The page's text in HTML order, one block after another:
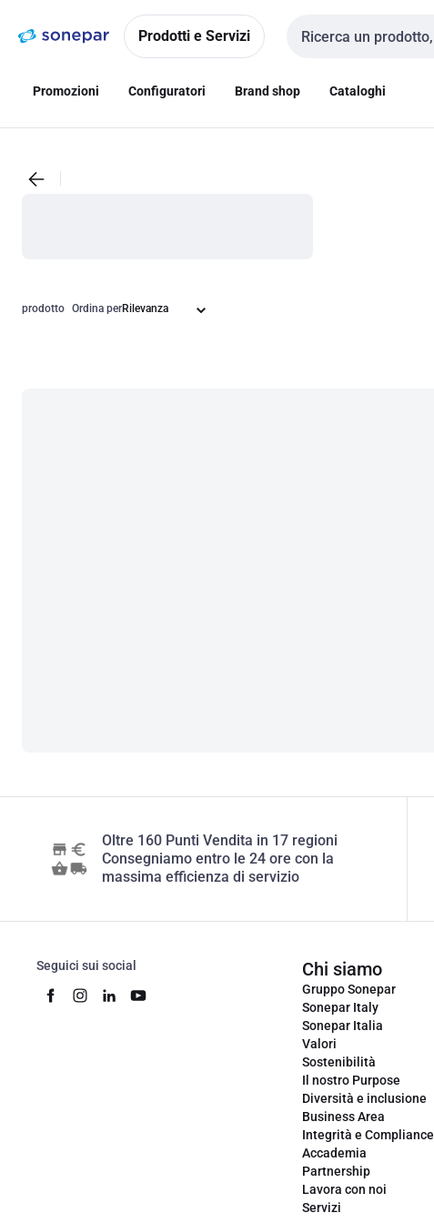
navigazionealla
Prodotti e Servizi
Cerca input
Promozioni Configuratori Brand shop Cataloghi
prodotto Ordina per
Oltre 160 Punti Vendita in 17 regioni
Consegniamo entro le 24 ore con la
massima efficienza di servizio
Seguici sui social Chi siamo
Gruppo Sonepar
Sonepar Italy
Sonepar Italia
Valori
Sostenibilità
Il nostro Purpose
Diversità e inclusione
Business Area
Integrità e Compliance
Accademia
Partnership
Lavora con noi
Servizi